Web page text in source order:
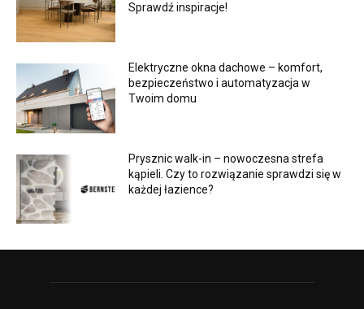
Sprawdź inspiracje!
Elektryczne okna dachowe – komfort,
bezpieczeństwo i automatyzacja w
Twoim domu
Prysznic walk-in – nowoczesna strefa
kąpieli. Czy to rozwiązanie sprawdzi się w
każdej łazience?